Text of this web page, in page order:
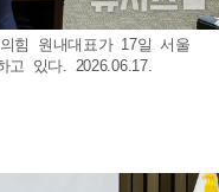
힘 원내대표가 17일 서울
고 있다. 2026.06.17.